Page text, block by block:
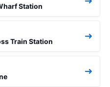
Station
Train Station